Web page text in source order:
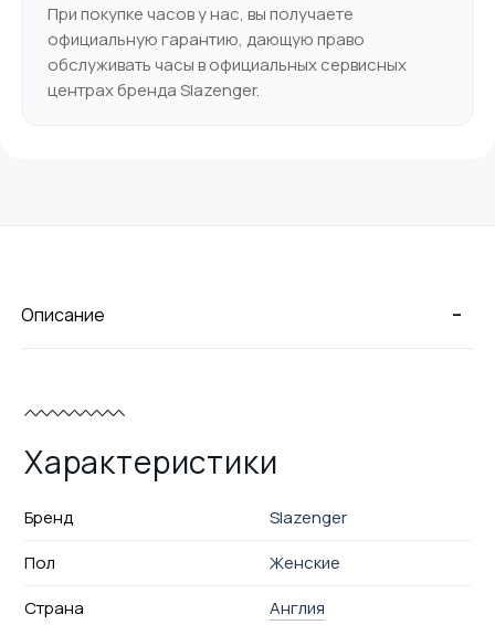
При покупке часов у нас, вы получаете
официальную гарантию, дающую право
обслуживать часы в официальных сервисных
центрах бренда Slazenger.
-
Описание
Характеристики
Бренд
Slazenger
Пол
Женские
Страна
Англия